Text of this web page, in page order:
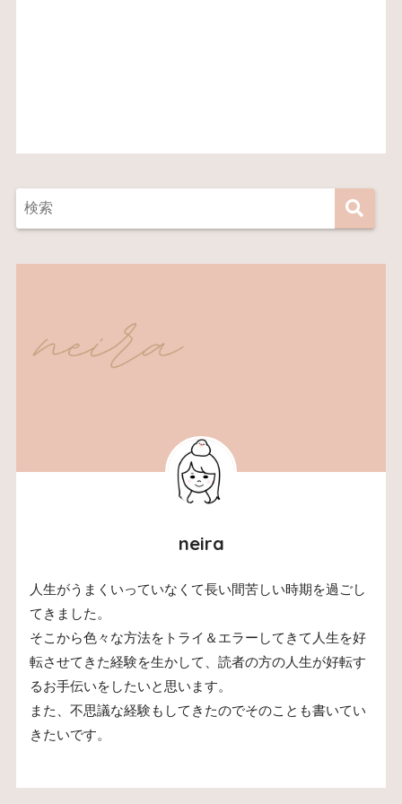
neira
人生がうまくいっていなくて長い間苦しい時期を過ごし
てきました。
そこから色々な方法をトライ＆エラーしてきて人生を好
転させてきた経験を生かして、読者の方の人生が好転す
るお手伝いをしたいと思います。
また、不思議な経験もしてきたのでそのことも書いてい
きたいです。